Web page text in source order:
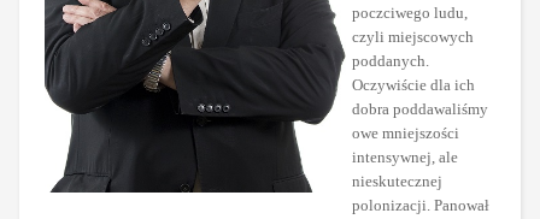
poczciwego ludu,
czyli miejscowych
poddanych.
Oczywiście dla ich
dobra poddawaliśmy
owe mniejszości
intensywnej, ale
nieskutecznej
polonizacji. Panował